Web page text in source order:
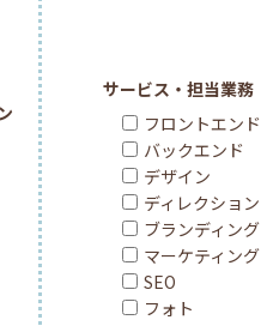
サービス・担当業務
フロントエンド
バックエンド
デザイン
ディレクション
ブランディング
マーケティング
SEO
フォト